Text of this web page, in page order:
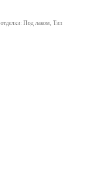
Под лаком, Тип